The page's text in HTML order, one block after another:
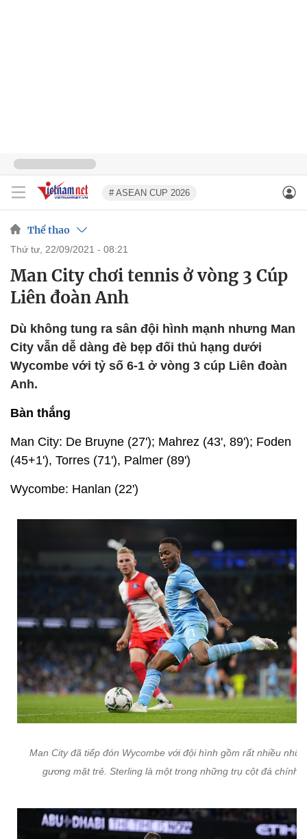
# ASEAN CUP 2026
Thể thao
thứ tư, 22/09/2021 - 08:21
Man City chơi tennis ở vòng 3 Cúp
Liên đoàn Anh
Dù không tung ra sân đội hình mạnh nhưng Man
City vẫn dễ dàng đè bẹp đối thủ hạng dưới
Wycombe với tỷ số 6-1 ở vòng 3 cúp Liên đoàn
Anh.
Bàn thắng
Man City: De Bruyne (27'); Mahrez (43', 89'); Foden
(45+1'), Torres (71'), Palmer (89')
Wycombe: Hanlan (22')
Man City đã tiếp đón Wycombe với đội hình gồm rất nhiều
gương mặt trẻ. Sterling là một trong những trụ cột đá chính